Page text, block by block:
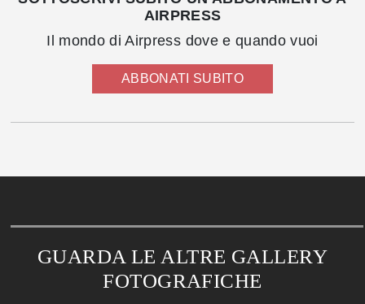
AIRPRESS
Il mondo di Airpress dove e quando vuoi
ABBONATI SUBITO
GUARDA LE ALTRE GALLERY
FOTOGRAFICHE